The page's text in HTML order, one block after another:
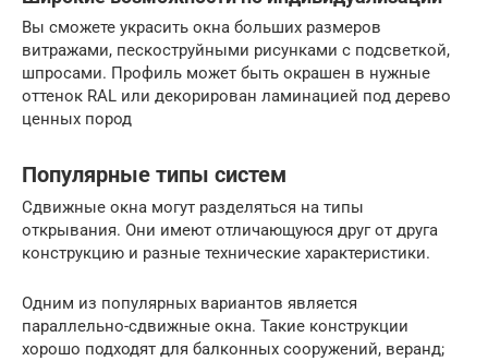
Вы сможете украсить окна больших размеров
витражами, пескоструйными рисунками с подсветкой,
шпросами. Профиль может быть окрашен в нужные
оттенок RAL или декорирован ламинацией под дерево
ценных пород
Популярные типы систем
Сдвижные окна могут разделяться на типы
открывания. Они имеют отличающуюся друг от друга
конструкцию и разные технические характеристики.
Одним из популярных вариантов является
параллельно-сдвижные окна. Такие конструкции
хорошо подходят для балконных сооружений, веранд;